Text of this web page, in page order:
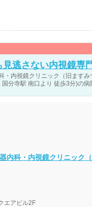
逃さない内視鏡専
・内視鏡クリニック（旧ます
分寺駅 南口より 徒歩3分)の病
内科・内視鏡クリニック
エアビル2F